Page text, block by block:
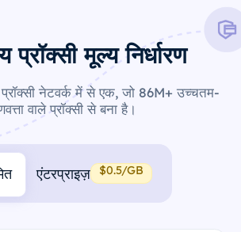
प्रॉक्सी मूल्य निर्धारण
नेटवर्क में से एक, जो 86M+ उच्चतम-
वाले प्रॉक्सी से बना है।
एंटरप्राइज़ $0.5/GB